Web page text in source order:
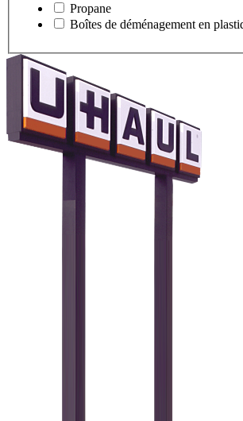
Propane
Boîtes de déménagement en